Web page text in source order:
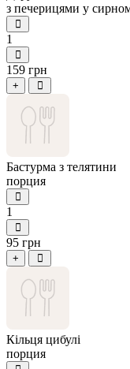
з печерицями у
1
159 грн
+
Бастурма з телятини
порция
1
95 грн
+
Кільця цибулі
порция